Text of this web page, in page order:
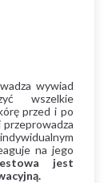
wywiad
wszelkie
przed i po
na jego
jest